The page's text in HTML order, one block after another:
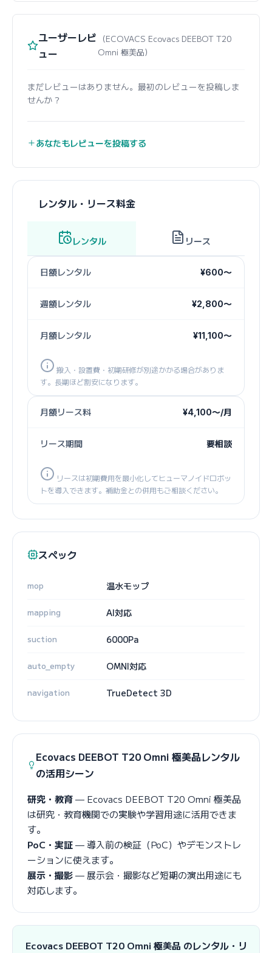
ユーザーレビ
ュー
（ECOVACS Ecovacs DEEBOT T20
Omni 極美品）
まだレビューはありません。最初のレビューを投稿しま
せんか？
あなたもレビューを投稿する
レンタル・リース料金
レンタル リース
日額レンタル ¥600〜
週額レンタル ¥2,800〜
月額レンタル ¥11,100〜
搬入・設置費・初期研修が別途かかる場合がありま
す。長期ほど割安になります。
月額リース料 ¥4,100〜/月
リース期間 要相談
リースは初期費用を最小化してヒューマノイドロボッ
トを導入できます。補助金との併用もご相談ください。
スペック
mop 温水モップ
mapping AI対応
suction 6000Pa
auto_empty OMNI対応
navigation TrueDetect 3D
Ecovacs DEEBOT T20 Omni 極美品レンタル
の活用シーン
研究・教育— Ecovacs DEEBOT T20 Omni 極美品
は研究・教育機関での実験や学習用途に活用できま
す。
PoC・実証— 導入前の検証（PoC）やデモンストレ
ーションに使えます。
展示・撮影— 展示会・撮影など短期の演出用途にも
対応します。
Ecovacs DEEBOT T20 Omni 極美品 のレンタル・リ